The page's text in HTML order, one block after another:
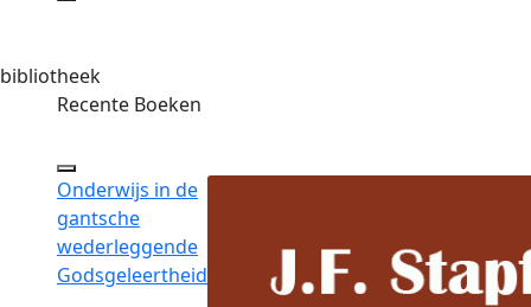
bibliotheek
Recente Boeken
Onderwijs in de
gantsche
wederleggende
Godsgeleertheid